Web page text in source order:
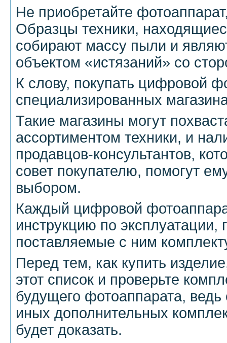
Не приобретайте
Образцы техники,
собирают массу пыли и
объектом «истязаний» со
К слову, покупать цифровой
специализированных
Такие магазины могут
ассортиментом техники, и
продавцов-консультантов,
совет покупателю, помогут
выбором.
Каждый цифровой
инструкцию по эксплуатации,
поставляемые с ним
Перед тем, как купить
этот список и проверьте
будущего фотоаппарата, ведь
иных дополнительных
будет доказать.